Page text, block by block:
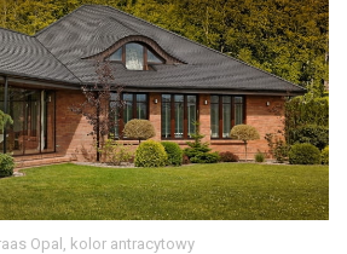
Opal, kolor antracytowy